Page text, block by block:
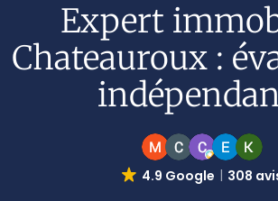
Expert
Chateauroux :
4.9 Google 308